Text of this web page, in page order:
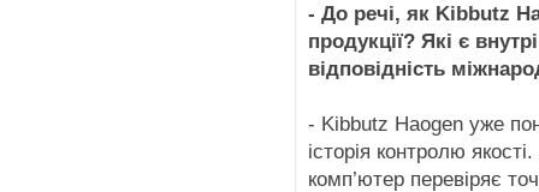
- До речі, як Kibbutz
продукції? Які є
відповідність
- Kibbutz Haogen уже
історія контролю
комп’ютер перевіряє